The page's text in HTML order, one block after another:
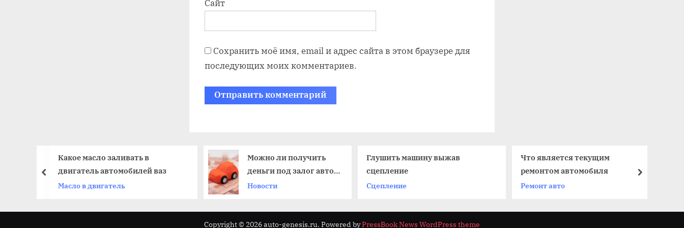
Сайт
Сохранить моё имя, email и адрес сайта в этом браузере для
последующих моих комментариев.
Какое масло заливать в
двигатель автомобилей ваз
Масло в двигатель
Можно ли получить
деньги под залог авто,
если вы не его
Новости
Глушить машину выжав
сцепление
Сцепление
Что является текущим
ремонтом автомобиля
Ремонт авто
prev next
Copyright © 2026 auto-genesis.ru. Powered byPressBook News WordPress theme